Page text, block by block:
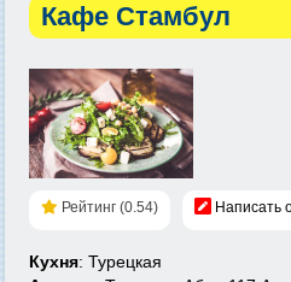
Кафе Стамбул
Рейтинг (0.54) Написать
Кухня: Турецкая